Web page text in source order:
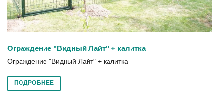
Ограждение "Видный Лайт" + калитка
Ограждение "Видный Лайт" + калитка
ПОДРОБНЕЕ